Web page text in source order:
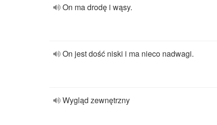
On ma drodę i wąsy.
On jest dość niski i ma nieco nadwagi.
Wygląd zewnętrzny